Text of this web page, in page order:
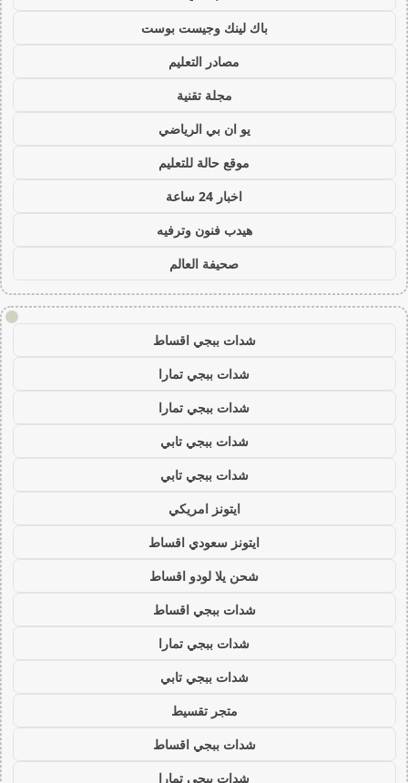
باك لينك وجيست بوست
مصادر التعليم
مجلة تقنية
يو ان بي الرياضي
موقع حالة للتعليم
اخبار 24 ساعة
هيدب فنون وترفيه
صحيفة العالم
!
شدات ببجي اقساط
شدات ببجي تمارا
شدات ببجي تمارا
شدات ببجي تابي
شدات ببجي تابي
ايتونز امريكي
ايتونز سعودي اقساط
شحن يلا لودو اقساط
شدات ببجي اقساط
شدات ببجي تمارا
شدات ببجي تابي
متجر تقسيط
شدات ببجي اقساط
شدات ببجي تمارا